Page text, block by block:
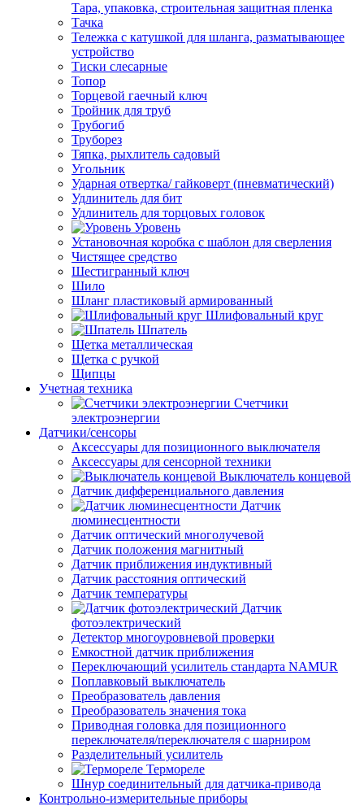
Тара, упаковка, строительная защитная пленка
Тачка
Тележка с катушкой для шланга, разматывающее
устройство
Тиски слесарные
Топор
Торцевой гаечный ключ
Тройник для труб
Трубогиб
Труборез
Тяпка, рыхлитель садовый
Угольник
Ударная отвертка/ гайковерт (пневматический)
Удлинитель для бит
Удлинитель для торцовых головок
Уровень
Установочная коробка с шаблон для сверления
Чистящее средство
Шестигранный ключ
Шило
Шланг пластиковый армированный
Шлифовальный круг
Шпатель
Щетка металлическая
Щетка с ручкой
Щипцы
Учетная техника
Счетчики
электроэнергии
Датчики/сенсоры
Аксессуары для позиционного выключателя
Аксессуары для сенсорной техники
Выключатель концевой
Датчик дифференциального давления
Датчик
люминесцентности
Датчик оптический многолучевой
Датчик положения магнитный
Датчик приближения индуктивный
Датчик расстояния оптический
Датчик температуры
Датчик
фотоэлектрический
Детектор многоуровневой проверки
Емкостной датчик приближения
Переключающий усилитель стандарта NAMUR
Поплавковый выключатель
Преобразователь давления
Преобразователь значения тока
Приводная головка для позиционного
переключателя/переключателя с шарниром
Разделительный усилитель
Термореле
Шнур соединительный для датчика-привода
Контрольно-измерительные приборы